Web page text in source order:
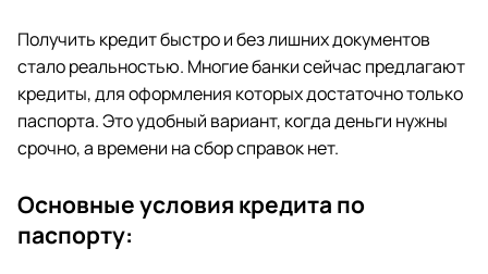
Получить кредит быстро и без лишних документов
стало реальностью. Многие банки сейчас предлагают
кредиты, для оформления которых достаточно только
паспорта. Это удобный вариант, когда деньги нужны
срочно, а времени на сбор справок нет.
Основные условия кредита по
паспорту: